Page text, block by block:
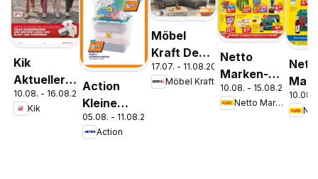
Kik
Aktueller
Prospekt
10.08. - 16.08.2026
Kik
Action
Kleine
Preise,
große
05.08. - 11.08.2026
Action
Möbel
Kraft Der
Sommer
zieht ein!
17.07. - 11.08.2026
Möbel Kraft
Netto
Marken-
Discount
Prospekt
10.08. - 15.08.2026
Netto Marken-Discount
10.08.